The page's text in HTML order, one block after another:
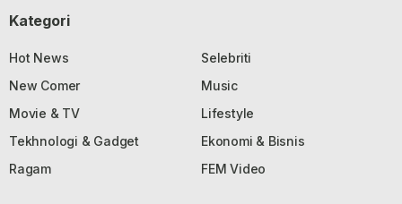
Kategori
Hot News
Selebriti
New Comer
Music
Movie & TV
Lifestyle
Tekhnologi & Gadget
Ekonomi & Bisnis
Ragam
FEM Video